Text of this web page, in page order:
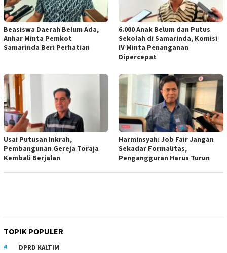
Beasiswa Daerah Belum Ada,
Anhar Minta Pemkot
Samarinda Beri Perhatian
6.000 Anak Belum dan Putus
Sekolah di Samarinda, Komisi
IV Minta Penanganan
Dipercepat
Usai Putusan Inkrah,
Pembangunan Gereja Toraja
Kembali Berjalan
Harminsyah: Job Fair Jangan
Sekadar Formalitas,
Pengangguran Harus Turun
TOPIK POPULER
DPRD KALTIM